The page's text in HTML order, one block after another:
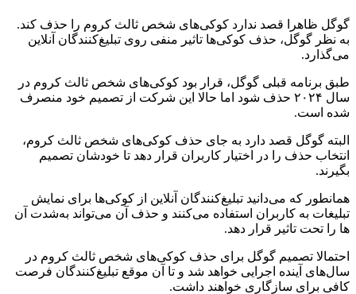
گوگل ظاهرا قصد ندارد کوکی‌های شخص ثالث کروم را حذف کند.
به نظر گوگل، حذف کوکی‌ها تاثیر منفی روی تبلیغ‌کنندگان آنلاین
می‌گذارد.
طبق برنامه قبلی گوگل، قرار بود کوکی‌های شخص ثالث کروم در
سال ۲۰۲۴ حذف شود اما حالا این شرکت از تصمیم خود منصرف
شده است.
البته گوگل قصد دارد به جای حذف کوکی‌های شخص ثالث کروم،
انتخاب حذف را در اختیار کاربران قرار دهد تا خودشان تصمیم
بگیرند.
همانطور که می‌دانید تبلیغ‌کنندگان آنلاین از کوکی‌ها برای نمایش
تبلیغات به کاربران استفاده می‌کنند و حذف آن می‌تواند به‌شدت آن
ها را تحت تاثیر قرار دهد.
احتمالا تصمیم گوگل برای حذف کوکی‌های شخص ثالث کروم در
سال‌های آینده اجرایی خواهد شد و تا آن موقع تبلیغ‌کنندگان فرصت
کافی برای سازگاری خواهند داشت.